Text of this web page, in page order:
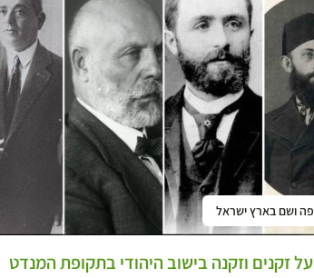
פה ושם בארץ ישראל
על זקנים וזקנה בישוב היהודי בתקופת המנדט